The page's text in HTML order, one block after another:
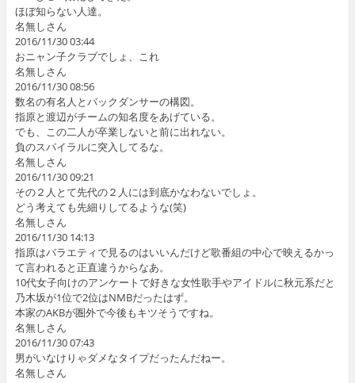
ほぼ知らない人達。
名無しさん
2016/11/30 03:44
おニャン子クラブでしょ、これ
名無しさん
2016/11/30 08:56
数名の有名人とバックダンサーの構図。
指原と渡辺がチームの知名度をあげている。
でも、この二人が卒業しないと前に出れない。
負のスパイラルに突入してるな。
名無しさん
2016/11/30 09:21
その２人とて先代の２人には到底かなわないでしょ。
どう考えても先細りしてるような(笑)
名無しさん
2016/11/30 14:13
指原はバラエティで見るのはいいんだけど歌番組の中心で映えるかっ
て言われると正直違うからなあ。
10代女子向けのアンケートで好きな女性歌手やアイドルに秋元系だと
乃木坂が1位で2位はNMBだったはず。
本家のAKBが圏外で今後もキツそうですね。
名無しさん
2016/11/30 07:43
男がいなけりゃダメなタイプだったんだねー。
名無しさん